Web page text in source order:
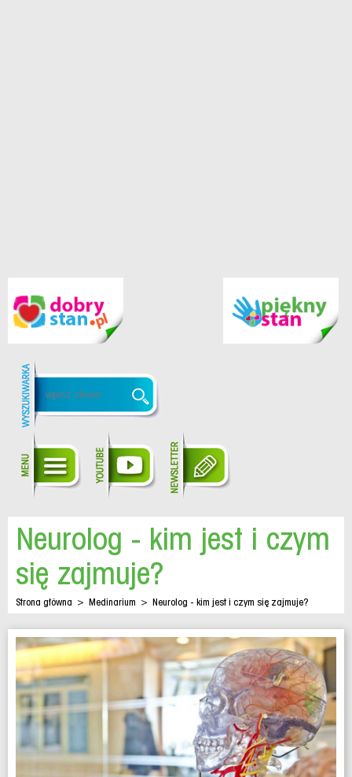
Neurolog - kim jest i czym
się zajmuje?
Strona główna > Medinarium > Neurolog - kim jest i czym się zajmuje?